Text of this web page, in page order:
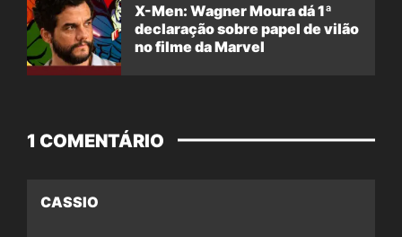
X-Men: Wagner Moura dá 1ª
declaração sobre papel de vilão
no filme da Marvel
1 COMENTÁRIO
CASSIO